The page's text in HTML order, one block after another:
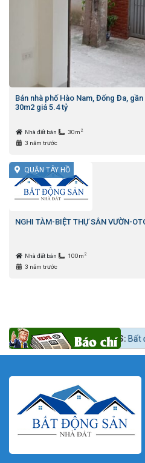
Bán nhà phố Hào Nam, Đống Đa,
30m2 giá 5.4 tỷ
Nhà đất bán 30m 2
3 năm trước
QUẬN TÂY HỒ
NGHI TÀM-BIỆT THỰ SÂN VƯỜN-
Nhà đất bán 100m 2
3 năm trước
Tin tức 24h BĐS:Bất động sản